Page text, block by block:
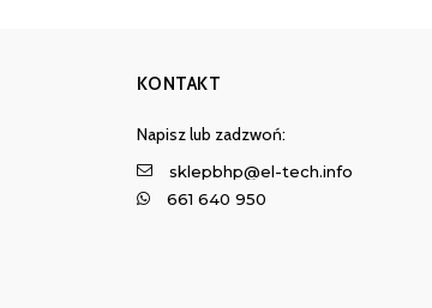
KONTAKT
Napisz lub zadzwoń:
sklepbhp@el-tech.info
661 640 950